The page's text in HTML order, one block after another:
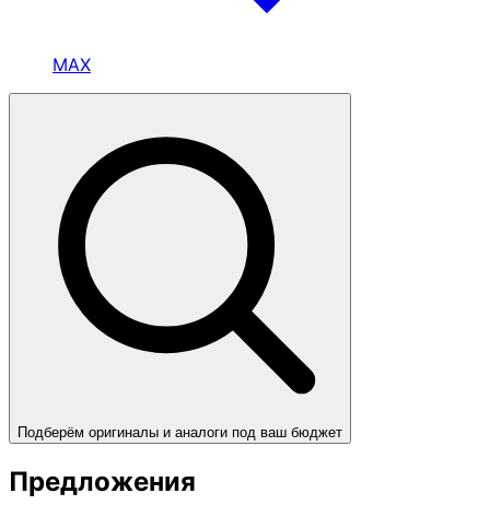
MAX
Подберём оригиналы и аналоги под ваш бюджет
Предложения